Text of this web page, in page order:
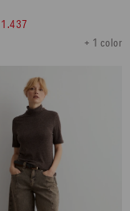
+ 1 color
1.437